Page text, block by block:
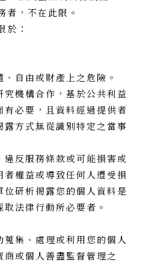
者，不在此限。
於：
自由或財產上之危險。
究機構合作，基於公共利益
有必要，且資料經過提供者
露方式無從識別特定之當事
違反服務條款或可能損害或
者權益或導致任何人遭受損
位研析揭露您的個人資料是
法律行動所必要者。
蒐集、處理或利用您的個人
或個人善盡監督管理之